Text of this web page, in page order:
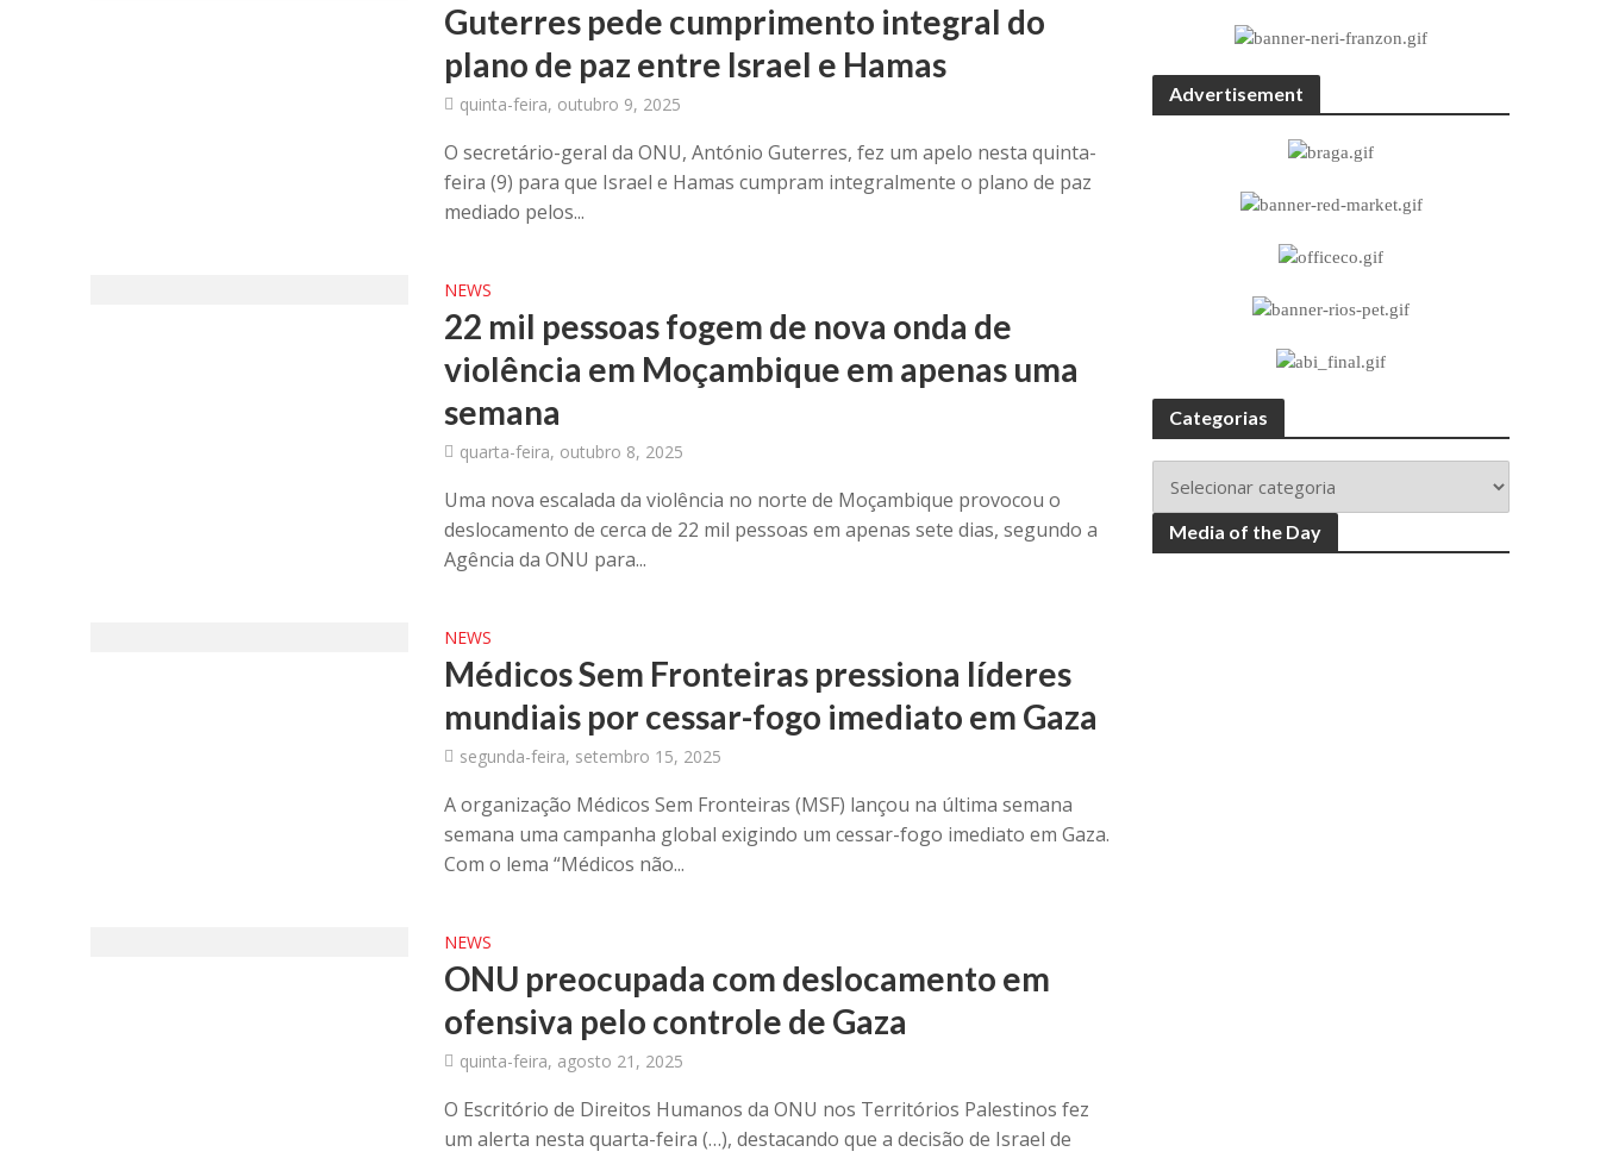
Guterres pede cumprimento integral do
plano de paz entre Israel e Hamas
quinta-feira, outubro 9, 2025
O secretário-geral da ONU, António Guterres, fez um apelo nesta quinta-
feira (9) para que Israel e Hamas cumpram integralmente o plano de paz
mediado pelos...
NEWS
22 mil pessoas fogem de nova onda de
violência em Moçambique em apenas uma
semana
quarta-feira, outubro 8, 2025
Uma nova escalada da violência no norte de Moçambique provocou o
deslocamento de cerca de 22 mil pessoas em apenas sete dias, segundo a
Agência da ONU para...
NEWS
Médicos Sem Fronteiras pressiona líderes
mundiais por cessar-fogo imediato em Gaza
segunda-feira, setembro 15, 2025
A organização Médicos Sem Fronteiras (MSF) lançou na última semana
semana uma campanha global exigindo um cessar-fogo imediato em Gaza.
Com o lema “Médicos não...
NEWS
ONU preocupada com deslocamento em
ofensiva pelo controle de Gaza
quinta-feira, agosto 21, 2025
O Escritório de Direitos Humanos da ONU nos Territórios Palestinos fez
um alerta nesta quarta-feira (…), destacando que a decisão de Israel de
Advertisement
Categorias
Media of the Day